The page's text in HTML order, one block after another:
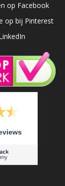
op Facebook
op bij Pinterest